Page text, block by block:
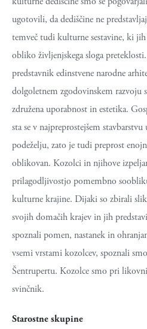
ugotovili, da dediščine ne
temveč tudi kulturne sestavine, ki
obliko življenjskega sloga
predstavnik edinstvene narodne
dolgoletnem zgodovinskem razvoju
združena uporabnost in estetika.
sta se v najpreprostejšem
podeželju, zato je tudi preprost
oblikovan. Kozolci in njihove
prilagodljivostjo pomembno
kulturne krajine. Dijaki so zbirali
svojih domačih krajev in jih
spoznali pomen, nastanek in
vsemi vrstami kozolcev, spoznali
Šentrupertu. Kozolce smo pri
svinčnik.
Starostne skupine